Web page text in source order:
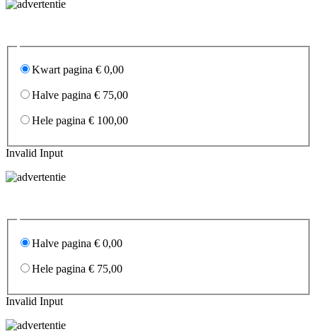
Kwart pagina € 0,00
Halve pagina € 75,00
Hele pagina € 100,00
Invalid Input
Halve pagina € 0,00
Hele pagina € 75,00
Invalid Input